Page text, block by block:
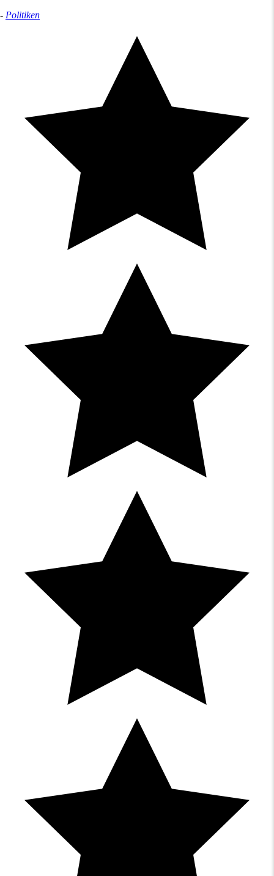
- Politiken